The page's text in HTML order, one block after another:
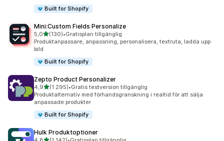
Built for Shopify
Mini:Custom Fields Personalize
5,0av 5 stjärnor
(130)
130 recensioner totalt
•Gratisplan tillgänglig
Produktanpassare, anpassning, personalisera, textruta, ladda upp
bild
Built for Shopify
Zepto Product Personalizer
4,9av 5 stjärnor
(1 295)
1295 recensioner totalt
•Gratis testversion tillgänglig
Produktalternativ med förhandsgranskning i realtid för att sälja
anpassade produkter
Built for Shopify
Hulk Produktoptioner
av 5 stjärnor